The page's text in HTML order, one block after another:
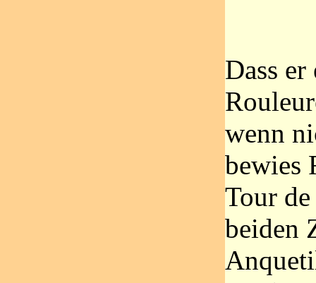
Dass er
wenn
bewies
Tour
beiden